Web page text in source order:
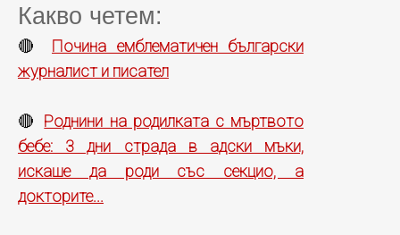
Какво четем:
🔴 Почина емблематичен български
журналист и писател
🔴 Роднини на родилката с мъртвото
бебе: 3 дни страда в адски мъки,
искаше да роди със секцио, а
докторите...